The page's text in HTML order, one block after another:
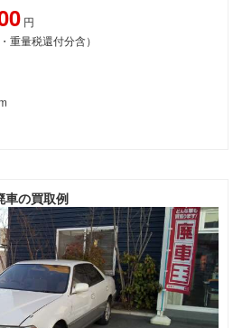
円
重量税還付分含）
車の買取例